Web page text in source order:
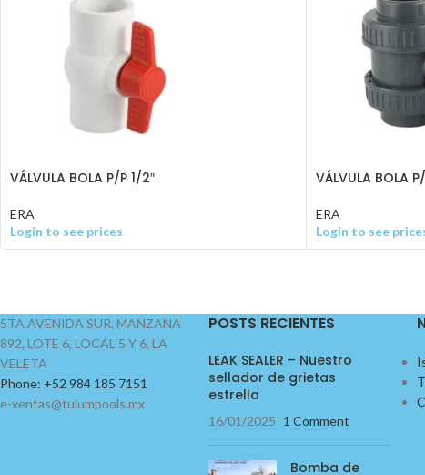
VÁLVULA BOLA P/P 1/2″
ERA
Login to see prices
VÁLVULA BOLA
ERA
Login to see
5TA AVENIDA SUR, MANZANA
892, LOTE 6, LOCAL 5 Y 6, LA
VELETA
Phone: +52 984 185 7151
e-ventas@tulumpools.mx
POSTS RECIENTES
LEAK SEALER – Nuestro
sellador de grietas
estrella
16/01/2025 1 Comment
Bomba de